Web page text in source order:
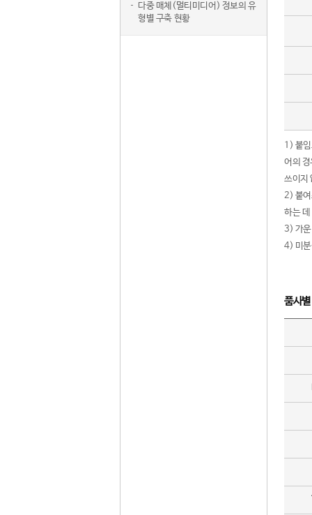
다중 매체(멀티미디어) 정보의 유
형별 구축 현황
1) 붙
어의
쓰이지
2) 붙여
하는
3) 가운
4) 미분
품사